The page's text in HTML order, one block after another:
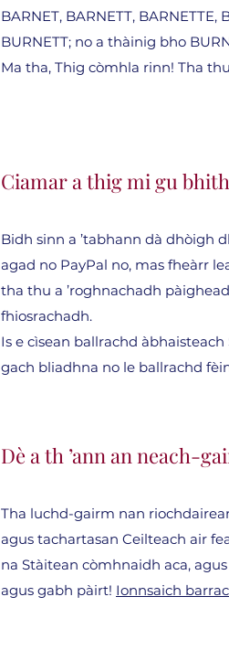
BARNET, BARNETT,
BURNETT; no a thàinig bho
Ma tha, Thig còmhla rinn! Tha
Ciamar a thig mi gu
Bidh sinn a ’tabhann dà dhòigh
agad no PayPal no, mas fheàrr
tha thu a ’roghnachadh
fhiosrachadh.
Is e cìsean ballrachd
gach bliadhna no le ballrachd
Dè a th ’ann an neach-
Tha luchd-gairm nan
agus tachartasan Ceilteach air
na Stàitean còmhnaidh aca,
agus gabh pàirt! Ionnsaich